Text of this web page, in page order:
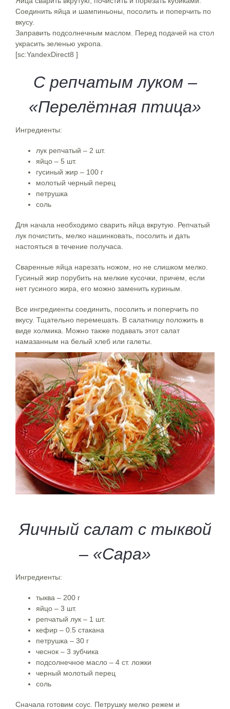
Соединить яйца и шампиньоны, посолить и поперчить по
вкусу.
Заправить подсолнечным маслом. Перед подачей на стол
украсить зеленью укропа.
[sc:YandexDirect8 ]
С репчатым луком –
«Перелётная птица»
Ингредиенты:
лук репчатый – 2 шт.
яйцо – 5 шт.
гусиный жир – 100 г
молотый черный перец
петрушка
соль
Для начала необходимо сварить яйца вкрутую. Репчатый
лук почистить, мелко нашинковать, посолить и дать
настояться в течение получаса.
Сваренные яйца нарезать ножом, но не слишком мелко.
Гусиный жир порубить на мелкие кусочки, причем, если
нет гусиного жира, его можно заменить куриным.
Все ингредиенты соединить, посолить и поперчить по
вкусу. Тщательно перемешать. В салатницу положить в
виде холмика. Можно также подавать этот салат
намазанным на белый хлеб или галеты.
Яичный салат с тыквой
– «Сара»
Ингредиенты:
тыква – 200 г
яйцо – 3 шт.
репчатый лук – 1 шт.
кефир – 0.5 стакана
петрушка – 30 г
чеснок – 3 зубчика
подсолнечное масло – 4 ст. ложки
черный молотый перец
соль
Сначала готовим соус. Петрушку мелко режем и